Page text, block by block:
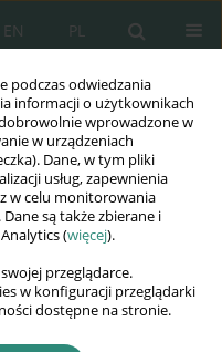
podczas odwiedzania
informacji o użytkownikach
wprowadzone w
w urządzeniach
Dane, w tym pliki
usług, zapewnienia
w celu monitorowania
. Dane są także zbierane i
(więcej).
przeglądarce.
w konfiguracji przeglądarki
dostępne na stronie.
PL
EN